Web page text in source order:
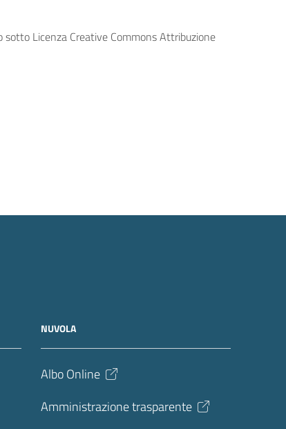
Licenza Creative Commons Attribuzione
NUVOLA
Albo Online
Amministrazione trasparente